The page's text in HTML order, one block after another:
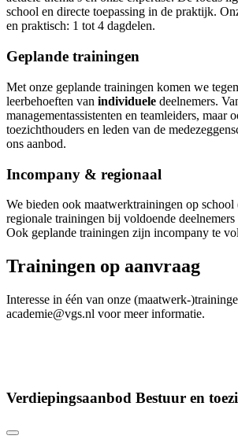
school en directe toepassing in de praktijk.
en praktisch: 1 tot 4 dagdelen.
Geplande trainingen
Met onze geplande trainingen komen we
leerbehoeften van individuele deelnemers.
managementassistenten en teamleiders, maar
toezichthouders en leden van de
ons aanbod.
Incompany & regionaal
We bieden ook maatwerktrainingen op school
regionale trainingen bij voldoende
Ook geplande trainingen zijn incompany te
Trainingen op aanvraag
Interesse in één van onze (maatwerk-
academie@vgs.nl voor meer informatie.
Verdiepingsaanbod Bestuur en